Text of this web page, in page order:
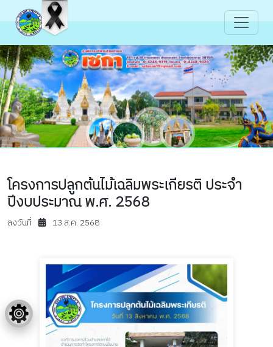
โครงการปลูกต้นไม้เฉลิมพระเกียรติ ประจำ
ปีงบประมาณ พ.ศ. 2568
ลงวันที่ 13 ส.ค. 2568